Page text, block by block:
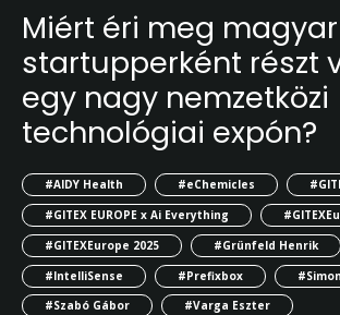
Miért éri meg magyar
startupperként részt
egy nagy nemzetközi
technológiai expón?
#AIDY Health #eChemicles
#GITEX EUROPE x Ai Everything
#GITEXEurope 2025
#Grünfeld Henrik
#IntelliSense
#Prefixbox
#Szabó Gábor
#Varga Eszter